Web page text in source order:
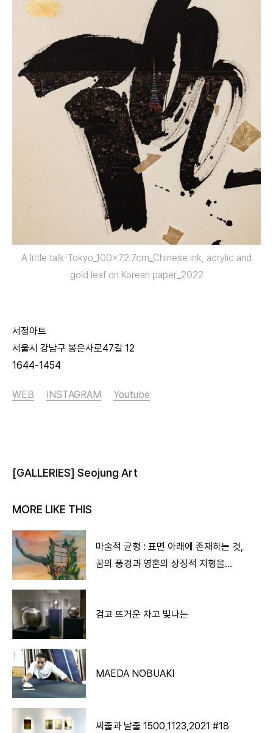
A little talk-Tokyo_100x72.7cm_Chinese ink, acrylic and
gold leaf on Korean paper_2022
서정아트
서울시 강남구 봉은사로47길 12
1644-1454
WEB INSTAGRAM Youtube
[GALLERIES] Seojung Art
MORE LIKE THIS
마술적 균형 : 표면 아래에 존재하는 것,
꿈의 풍경과 영혼의 상징적 지형을
검고 뜨거운 차고 빛나는
MAEDA NOBUAKI
씨줄과 날줄 1500,1123,2021 #18